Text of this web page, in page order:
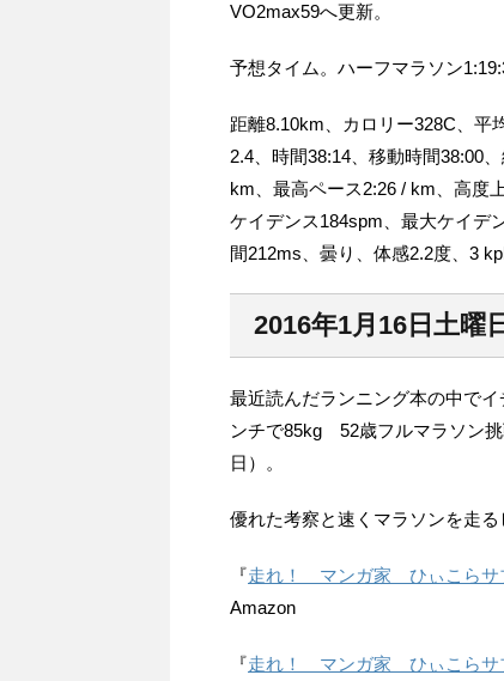
VO2max59へ更新。
予想タイム。ハーフマラソン
距離8.10km、カロリー328C、平
2.4、時間38:14、移動時間38:00
km、最高ペース2:26 / km、高度
ケイデンス184spm、最大ケイデ
間212ms、曇り、体感2.2度、3
2016年1月16日土曜
最近読んだランニング本の中で
ンチで85kg 52歳フルマラソン
日）。
優れた考察と速くマラソンを走
『走れ！ マンガ家 ひぃこらサ
Amazon
『走れ！ マンガ家 ひぃこらサ